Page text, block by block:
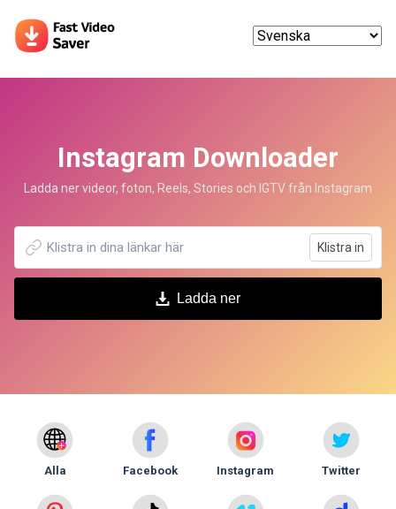
Instagram Downloader
Ladda ner videor, foton, Reels, Stories och IGTV från Instagram
Klistra in
Ladda ner
Alla Facebook Instagram Twitter